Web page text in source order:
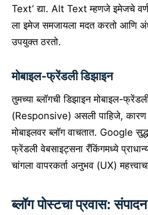
Text’ द्या. Alt Text म्हणजे इमेजचे
ला इमेज समजायला मदत करतो आणि
उपयुक्त ठरतो.
मोबाइल-फ्रेंडली डिझाइन
तुमच्या ब्लॉगची डिझाइन मोबाइल-
(Responsive) असली पाहिजे,
मोबाइलवर ब्लॉग वाचतात. Google
फ्रेंडली वेबसाइट्सना रँकिंगमध्ये
चांगला वापरकर्ता अनुभव (UX)
ब्लॉग पोस्टचा प्रवास: